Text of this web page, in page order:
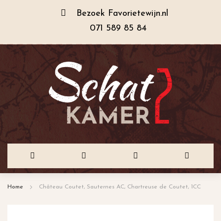
Bezoek Favorietewijn.nl
071 589 85 84
Home Château Coutet, Sauternes AC, Chartreuse de Coutet, 1CC